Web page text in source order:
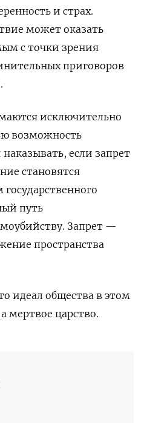
и страх.
может оказать
с точки зрения
приговоров
исключительно
возможность
если запрет
становятся
путь
Запрет —
пространства
идеал общества в этом
мертвое царство.